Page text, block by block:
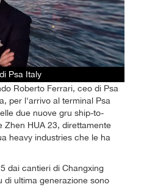
Psa Italy
Roberto Ferrari, ceo di Psa
per l'arrivo al terminal Psa
due nuove gru ship-to-
Zhen HUA 23, direttamente
heavy industries che le ha
dai cantieri di Changxing
di ultima generazione sono